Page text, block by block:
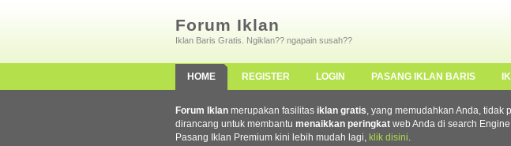
Forum Iklan
Iklan Baris Gratis. Ngiklan?? ngapain susah??
HOME REGISTER LOGIN PASANG IKLAN BARIS
Forum Iklan merupakan fasilitas iklan gratis, yang memudahkan Anda, tidak
dirancang untuk membantu menaikkan peringkat web Anda di search
Pasang Iklan Premium kini lebih mudah lagi, klik disini.